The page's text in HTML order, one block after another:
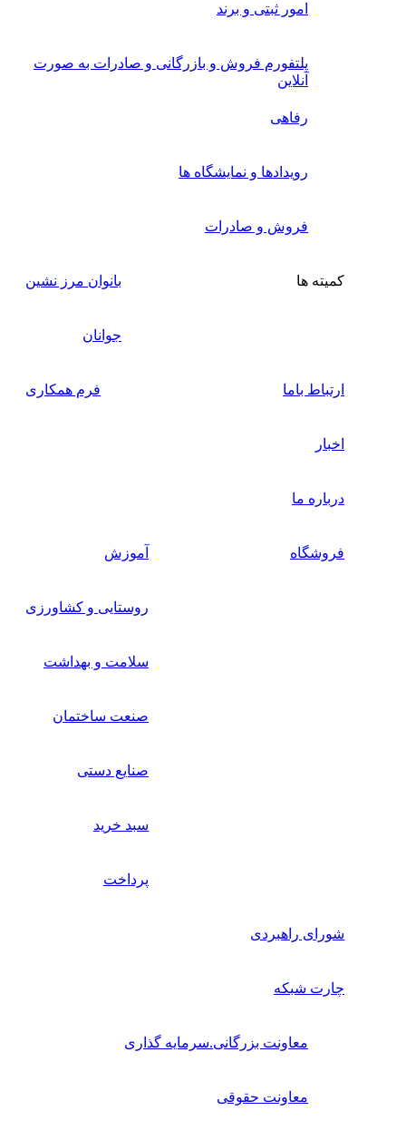
امور ثبتی و برند
پلتفورم فروش و بازرگانی و صادرات به صورت
آنلاین
رفاهی
رویدادها و نمایشگاه ها
فروش و صادرات
کمیته ها بانوان مرز نشین
جوانان
ارتباط باما فرم همکاری
اخبار
درباره ما
فروشگاه آموزش
روستایی و کشاورزی
سلامت و بهداشت
صنعت ساختمان
صنایع دستی
سبد خرید
پرداخت
شورای راهبردی
چارت شبکه
معاونت بزرگانی.سرمایه گذاری
معاونت حقوقی